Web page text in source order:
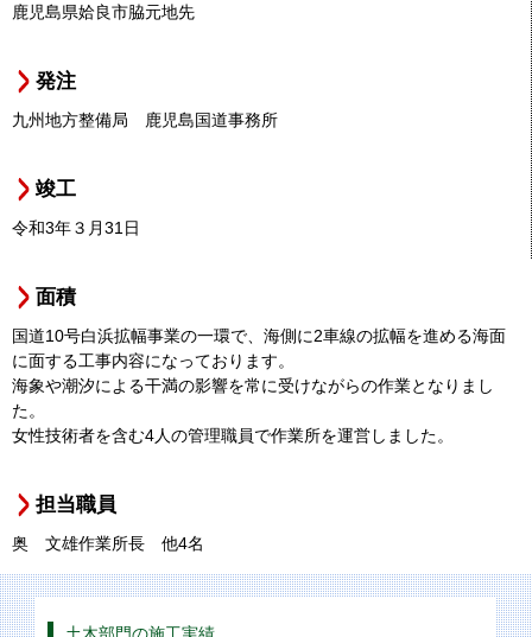
鹿児島県姶良市脇元地先
発注
九州地方整備局 鹿児島国道事務所
竣工
令和3年３月31日
面積
国道10号白浜拡幅事業の一環で、海側に2車線の拡幅を進める海面
に面する工事内容になっております。
海象や潮汐による干満の影響を常に受けながらの作業となりまし
た。
女性技術者を含む4人の管理職員で作業所を運営しました。
担当職員
奥 文雄作業所長 他4名